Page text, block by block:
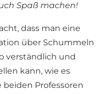
Spaß machen!
dass man eine
über Schummeln
verständlich und
kann, wie es
beiden Professoren